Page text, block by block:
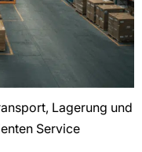
Lagerung und
Service